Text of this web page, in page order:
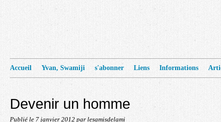
Accueil Yvan, Swamiji s'abonner Liens Informations
Devenir un homme
Publié le 7 janvier 2012 par lesamisdelami